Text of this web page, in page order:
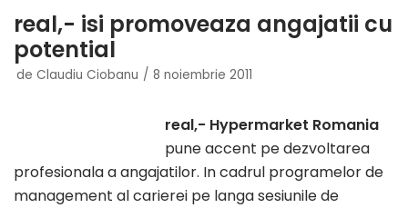
real,- isi promoveaza angajatii cu
potential
de Claudiu Ciobanu 8 noiembrie 2011
real,- Hypermarket Romania
pune accent pe dezvoltarea
profesionala a angajatilor. In cadrul programelor de
management al carierei pe langa sesiunile de